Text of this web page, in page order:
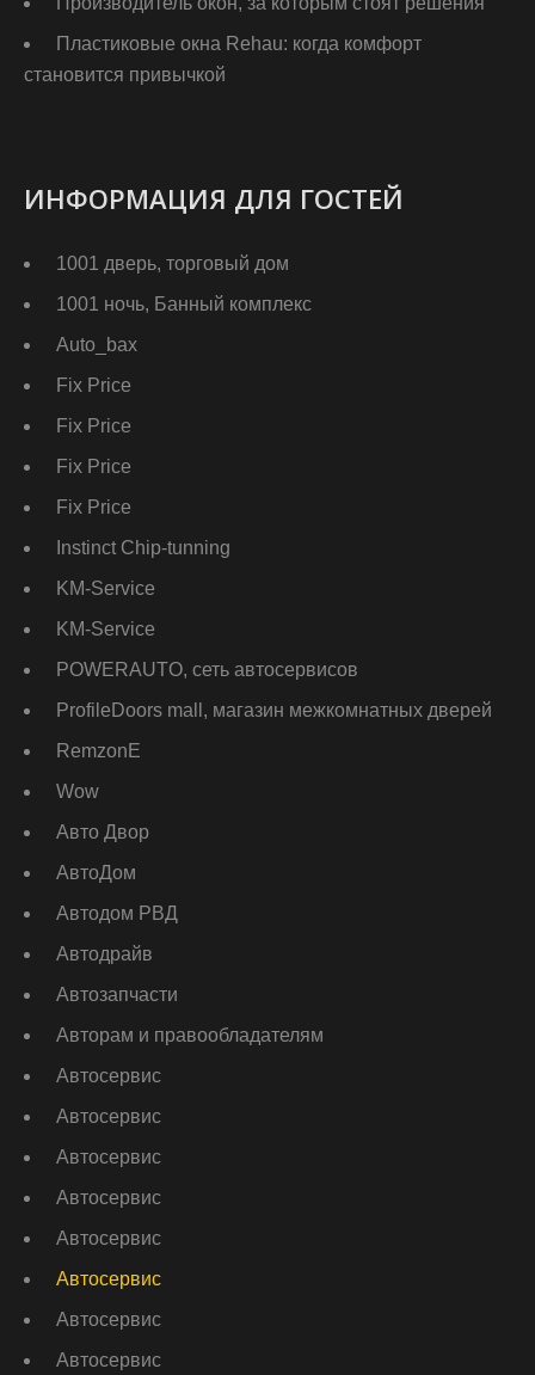
Пластиковые окна Rehau: когда комфорт
становится привычкой
ИНФОРМАЦИЯ ДЛЯ ГОСТЕЙ
1001 дверь, торговый дом
1001 ночь, Банный комплекс
Auto_bax
Fix Price
Fix Price
Fix Price
Fix Price
Instinct Chip-tunning
KM-Service
KM-Service
POWERAUTO, сеть автосервисов
ProfileDoors mall, магазин межкомнатных дверей
RemzonE
Wow
Авто Двор
АвтоДом
Автодом РВД
Автодрайв
Автозапчасти
Авторам и правообладателям
Автосервис
Автосервис
Автосервис
Автосервис
Автосервис
Автосервис
Автосервис
Автосервис